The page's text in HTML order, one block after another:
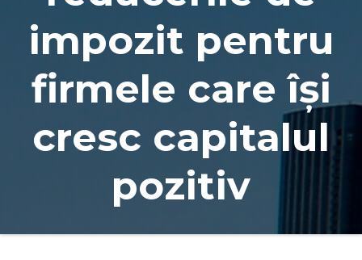
impozit pentru
firmele care își
cresc capitalul
pozitiv